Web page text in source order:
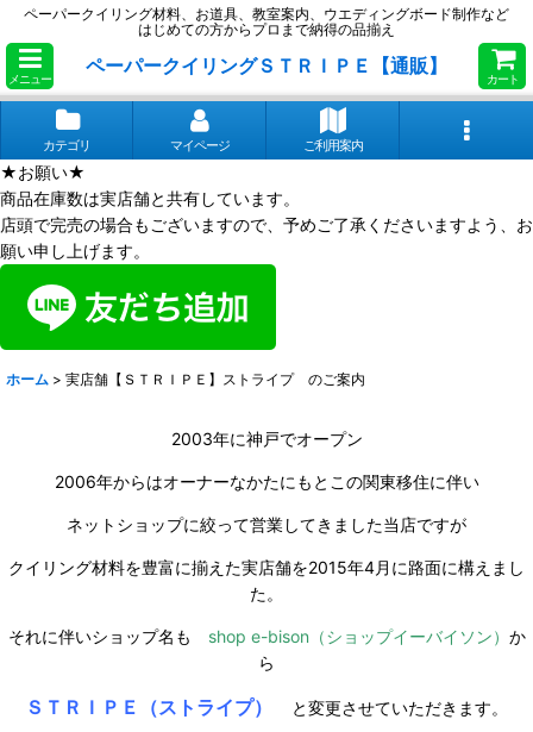
ペーパークイリング材料、お道具、教室案内、ウエディングボード制作など
はじめての方からプロまで納得の品揃え
メニュー
ペーパークイリングＳＴＲＩＰＥ【通販】
カート
カテゴリ マイページ ご利用案内
★お願い★
商品在庫数は実店舗と共有しています。
店頭で完売の場合もございますので、予めご了承くださいますよう、お
願い申し上げます。
ホーム > 実店舗【ＳＴＲＩＰＥ】ストライプ のご案内
2003年に神戸でオープン
2006年からはオーナーなかたにもとこの関東移住に伴い
ネットショップに絞って営業してきました当店ですが
クイリング材料を豊富に揃えた実店舗を2015年4月に路面に構えまし
た。
それに伴いショップ名も shop e-bison（ショップイーバイソン） か
ら
ＳＴＲＩＰＥ（ストライプ） と変更させていただきます。